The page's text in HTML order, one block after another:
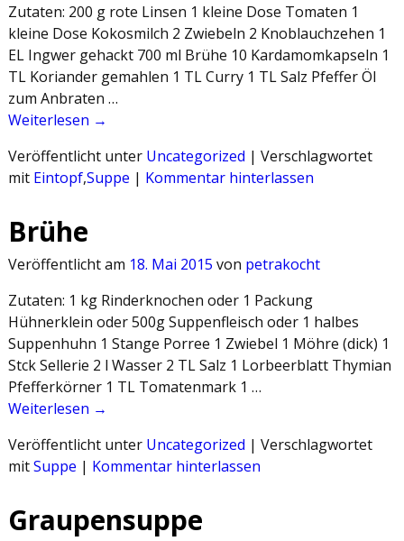
Zutaten: 200 g rote Linsen 1 kleine Dose Tomaten 1
kleine Dose Kokosmilch 2 Zwiebeln 2 Knoblauchzehen 1
EL Ingwer gehackt 700 ml Brühe 10 Kardamomkapseln 1
TL Koriander gemahlen 1 TL Curry 1 TL Salz Pfeffer Öl
zum Anbraten …
Weiterlesen →
Veröffentlicht unter Uncategorized | Verschlagwortet
mit Eintopf,Suppe | Kommentar hinterlassen
Brühe
Veröffentlicht am 18. Mai 2015 von petrakocht
Zutaten: 1 kg Rinderknochen oder 1 Packung
Hühnerklein oder 500g Suppenfleisch oder 1 halbes
Suppenhuhn 1 Stange Porree 1 Zwiebel 1 Möhre (dick) 1
Stck Sellerie 2 l Wasser 2 TL Salz 1 Lorbeerblatt Thymian
Pfefferkörner 1 TL Tomatenmark 1 …
Weiterlesen →
Veröffentlicht unter Uncategorized | Verschlagwortet
mitSuppe | Kommentar hinterlassen
Graupensuppe